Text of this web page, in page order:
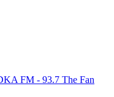
FM - 93.7 The Fan